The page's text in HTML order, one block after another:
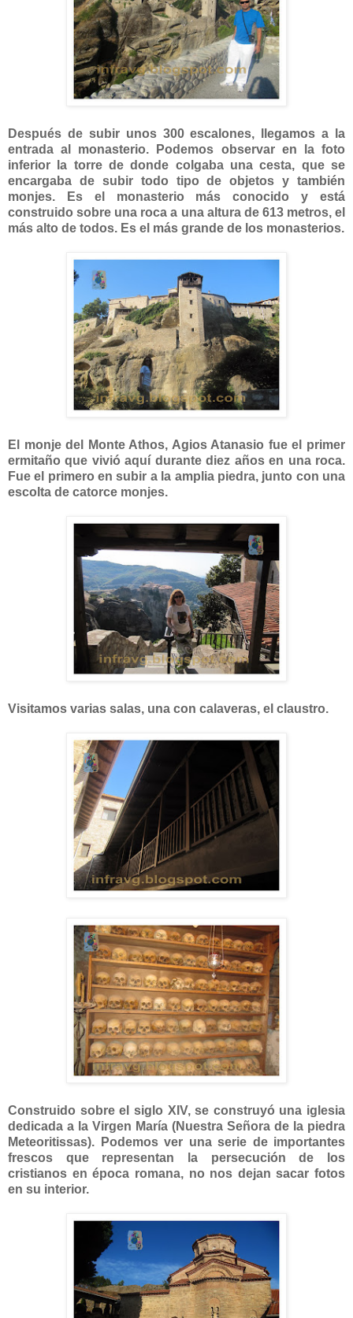
Después de subir unos 300 escalones, llegamos a la
entrada al monasterio. Podemos observar en la foto
inferior la torre de donde colgaba una cesta, que se
encargaba de subir todo tipo de objetos y también
monjes. Es el monasterio más conocido y está
construido sobre una roca a una altura de 613 metros, el
más alto de todos. Es el más grande de los monasterios.
El monje del Monte Athos, Agios Atanasio fue el primer
ermitaño que vivió aquí durante diez años en una roca.
Fue el primero en subir a la amplia piedra, junto con una
escolta de catorce monjes.
Visitamos varias salas, una con calaveras, el claustro.
Construido sobre el siglo XIV, se construyó una iglesia
dedicada a la Virgen María (Nuestra Señora de la piedra
Meteoritissas). Podemos ver una serie de importantes
frescos que representan la persecución de los
cristianos en época romana, no nos dejan sacar fotos
en su interior.